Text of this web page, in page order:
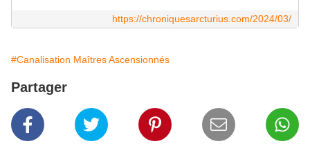
https://chroniquesarcturius.com/2024/03/
#Canalisation Maîtres Ascensionnés
Partager